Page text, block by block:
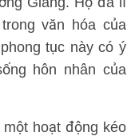
văn hóa của
tục này có ý
hôn nhân của
hoạt động kéo